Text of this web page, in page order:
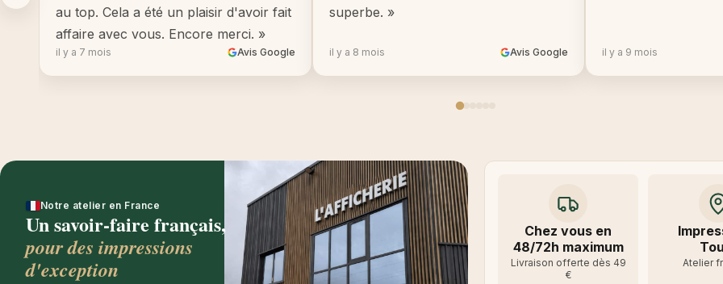
au top. Cela a été un plaisir d'avoir fait
affaire avec vous. Encore merci. »
il y a 7 mois Avis Google
superbe. »
il y a 8 mois Avis Google il y a 9 mois
Notre atelier en France
Un savoir-faire français,
pour des impressions
d'exception
Chez vous en
48/72h maximum
Livraison offerte dès 49
€
Atelier